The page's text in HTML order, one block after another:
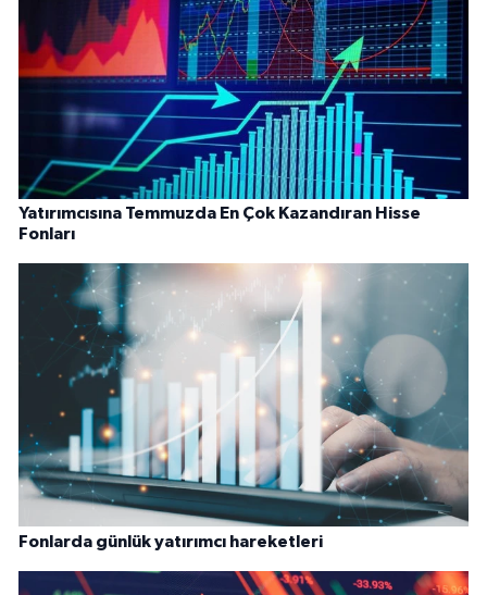
Yatırımcısına Temmuzda En Çok Kazandıran Hisse
Fonları
Fonlarda günlük yatırımcı hareketleri